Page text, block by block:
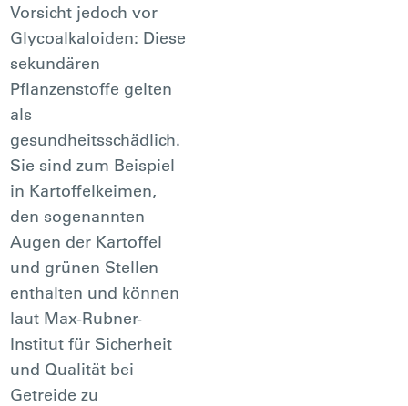
Vorsicht jedoch vor
Glycoalkaloiden: Diese
sekundären
Pflanzenstoffe gelten
als
gesundheitsschädlich.
Sie sind zum Beispiel
in Kartoffelkeimen,
den sogenannten
Augen der Kartoffel
und grünen Stellen
enthalten und können
laut Max-Rubner-
Institut für Sicherheit
und Qualität bei
Getreide zu